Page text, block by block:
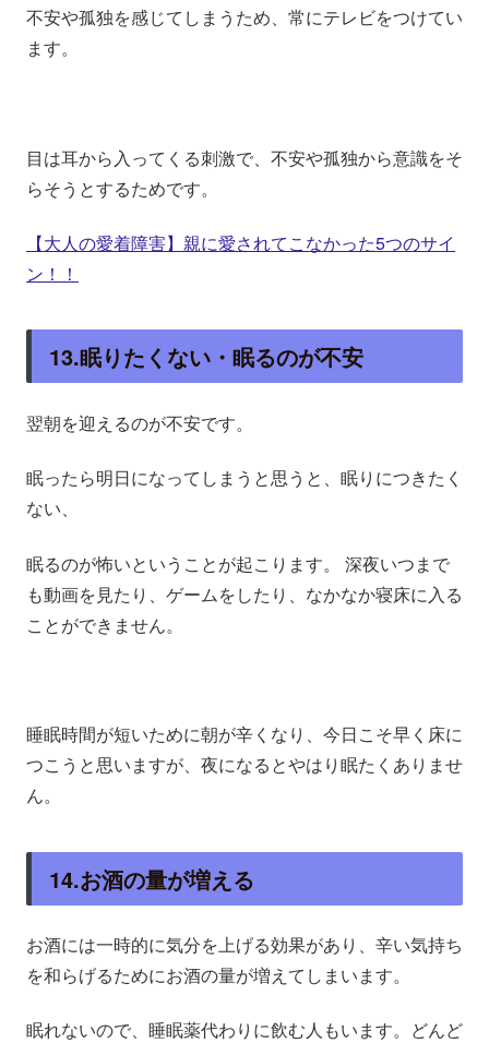
不安や孤独を感じてしまうため、常にテレビをつけてい
ます。
目は耳から入ってくる刺激で、不安や孤独から意識をそ
らそうとするためです。
【大人の愛着障害】親に愛されてこなかった5つのサイ
ン！！
13.眠りたくない・眠るのが不安
翌朝を迎えるのが不安です。
眠ったら明日になってしまうと思うと、眠りにつきたく
ない、
眠るのが怖いということが起こります。 深夜いつまで
も動画を見たり、ゲームをしたり、なかなか寝床に入る
ことができません。
睡眠時間が短いために朝が辛くなり、今日こそ早く床に
つこうと思いますが、夜になるとやはり眠たくありませ
ん。
14.お酒の量が増える
お酒には一時的に気分を上げる効果があり、辛い気持ち
を和らげるためにお酒の量が増えてしまいます。
眠れないので、睡眠薬代わりに飲む人もいます。どんど